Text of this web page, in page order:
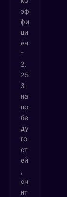
эф
фи
ци
ен
т
2.
25
3
на
по
бе
ду
го
ст
ей
сч
ит